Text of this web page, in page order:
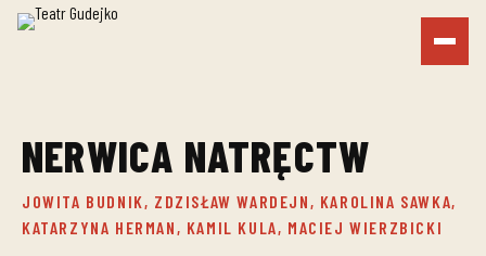
NERWICA NATRĘCTW
JOWITA BUDNIK, ZDZISŁAW WARDEJN, KAROLINA SAWKA,
KATARZYNA HERMAN, KAMIL KULA, MACIEJ WIERZBICKI